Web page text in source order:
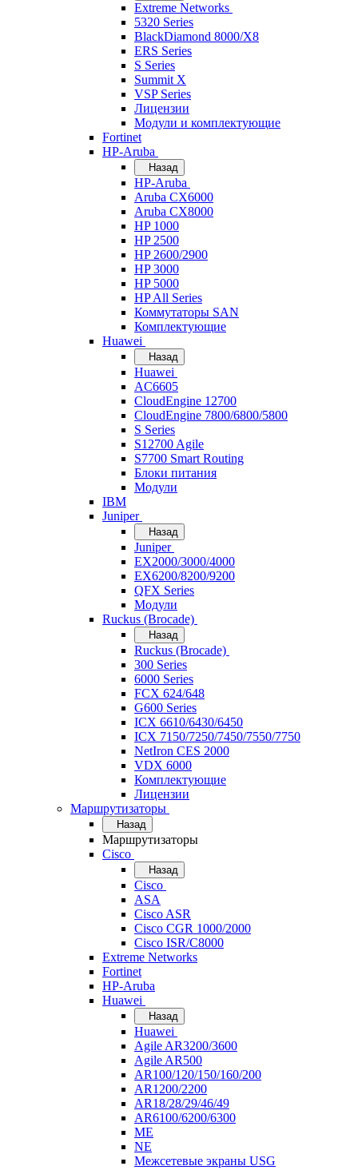
Extreme Networks
5320 Series
BlackDiamond 8000/X8
ERS Series
S Series
Summit X
VSP Series
Лицензии
Модули и комплектующие
Fortinet
HP-Aruba
Назад
HP-Aruba
Aruba CX6000
Aruba CX8000
HP 1000
HP 2500
HP 2600/2900
HP 3000
HP 5000
HP All Series
Коммутаторы SAN
Комплектующие
Huawei
Назад
Huawei
AC6605
CloudEngine 12700
CloudEngine 7800/6800/5800
S Series
S12700 Agile
S7700 Smart Routing
Блоки питания
Модули
IBM
Juniper
Назад
Juniper
EX2000/3000/4000
EX6200/8200/9200
QFX Series
Модули
Ruckus (Brocade)
Назад
Ruckus (Brocade)
300 Series
6000 Series
FCX 624/648
G600 Series
ICX 6610/6430/6450
ICX 7150/7250/7450/7550/7750
NetIron CES 2000
VDX 6000
Комплектующие
Лицензии
Маршрутизаторы
Назад
Маршрутизаторы
Cisco
Назад
Cisco
ASA
Cisco ASR
Cisco CGR 1000/2000
Cisco ISR/С8000
Extreme Networks
Fortinet
HP-Aruba
Huawei
Назад
Huawei
Agile AR3200/3600
Agile AR500
AR100/120/150/160/200
AR1200/2200
AR18/28/29/46/49
AR6100/6200/6300
ME
NE
Межсетевые экраны USG